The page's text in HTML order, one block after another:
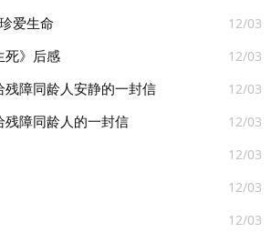
12/03
爱生命
12/03
死》后感
12/03
障同龄人安静的一封信
12/03
障同龄人的一封信
12/03
12/03
12/03